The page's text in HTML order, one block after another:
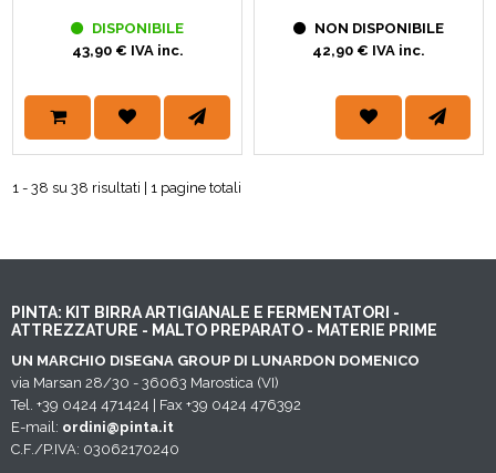
DISPONIBILE
43,90 € IVA inc.
NON DISPONIBILE
42,90 € IVA inc.
1 - 38 su 38 risultati | 1 pagine totali
PINTA: KIT BIRRA ARTIGIANALE E FERMENTATORI -
ATTREZZATURE - MALTO PREPARATO - MATERIE PRIME
UN MARCHIO DISEGNA GROUP DI LUNARDON DOMENICO
via Marsan 28/30 - 36063 Marostica (VI)
Tel. +39 0424 471424 | Fax +39 0424 476392
E-mail: ordini@pinta.it
C.F./P.IVA: 03062170240